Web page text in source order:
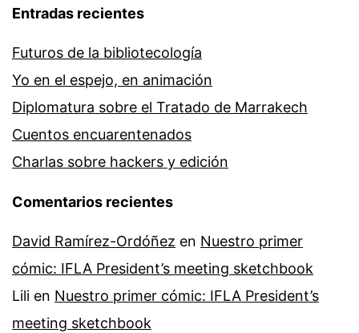
Entradas recientes
Futuros de la bibliotecología
Yo en el espejo, en animación
Diplomatura sobre el Tratado de Marrakech
Cuentos encuarentenados
Charlas sobre hackers y edición
Comentarios recientes
David Ramírez-Ordóñez en Nuestro primer
cómic: IFLA President’s meeting sketchbook
Lili en Nuestro primer cómic: IFLA President’s
meeting sketchbook